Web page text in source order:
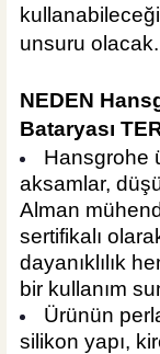
unsuru olacak.
NEDEN
Bataryası
Hansgrohe
aksamlar,
Alman
sertifikalı
dayanıklılık
bir kullanım
Ürünün
silikon yapı,